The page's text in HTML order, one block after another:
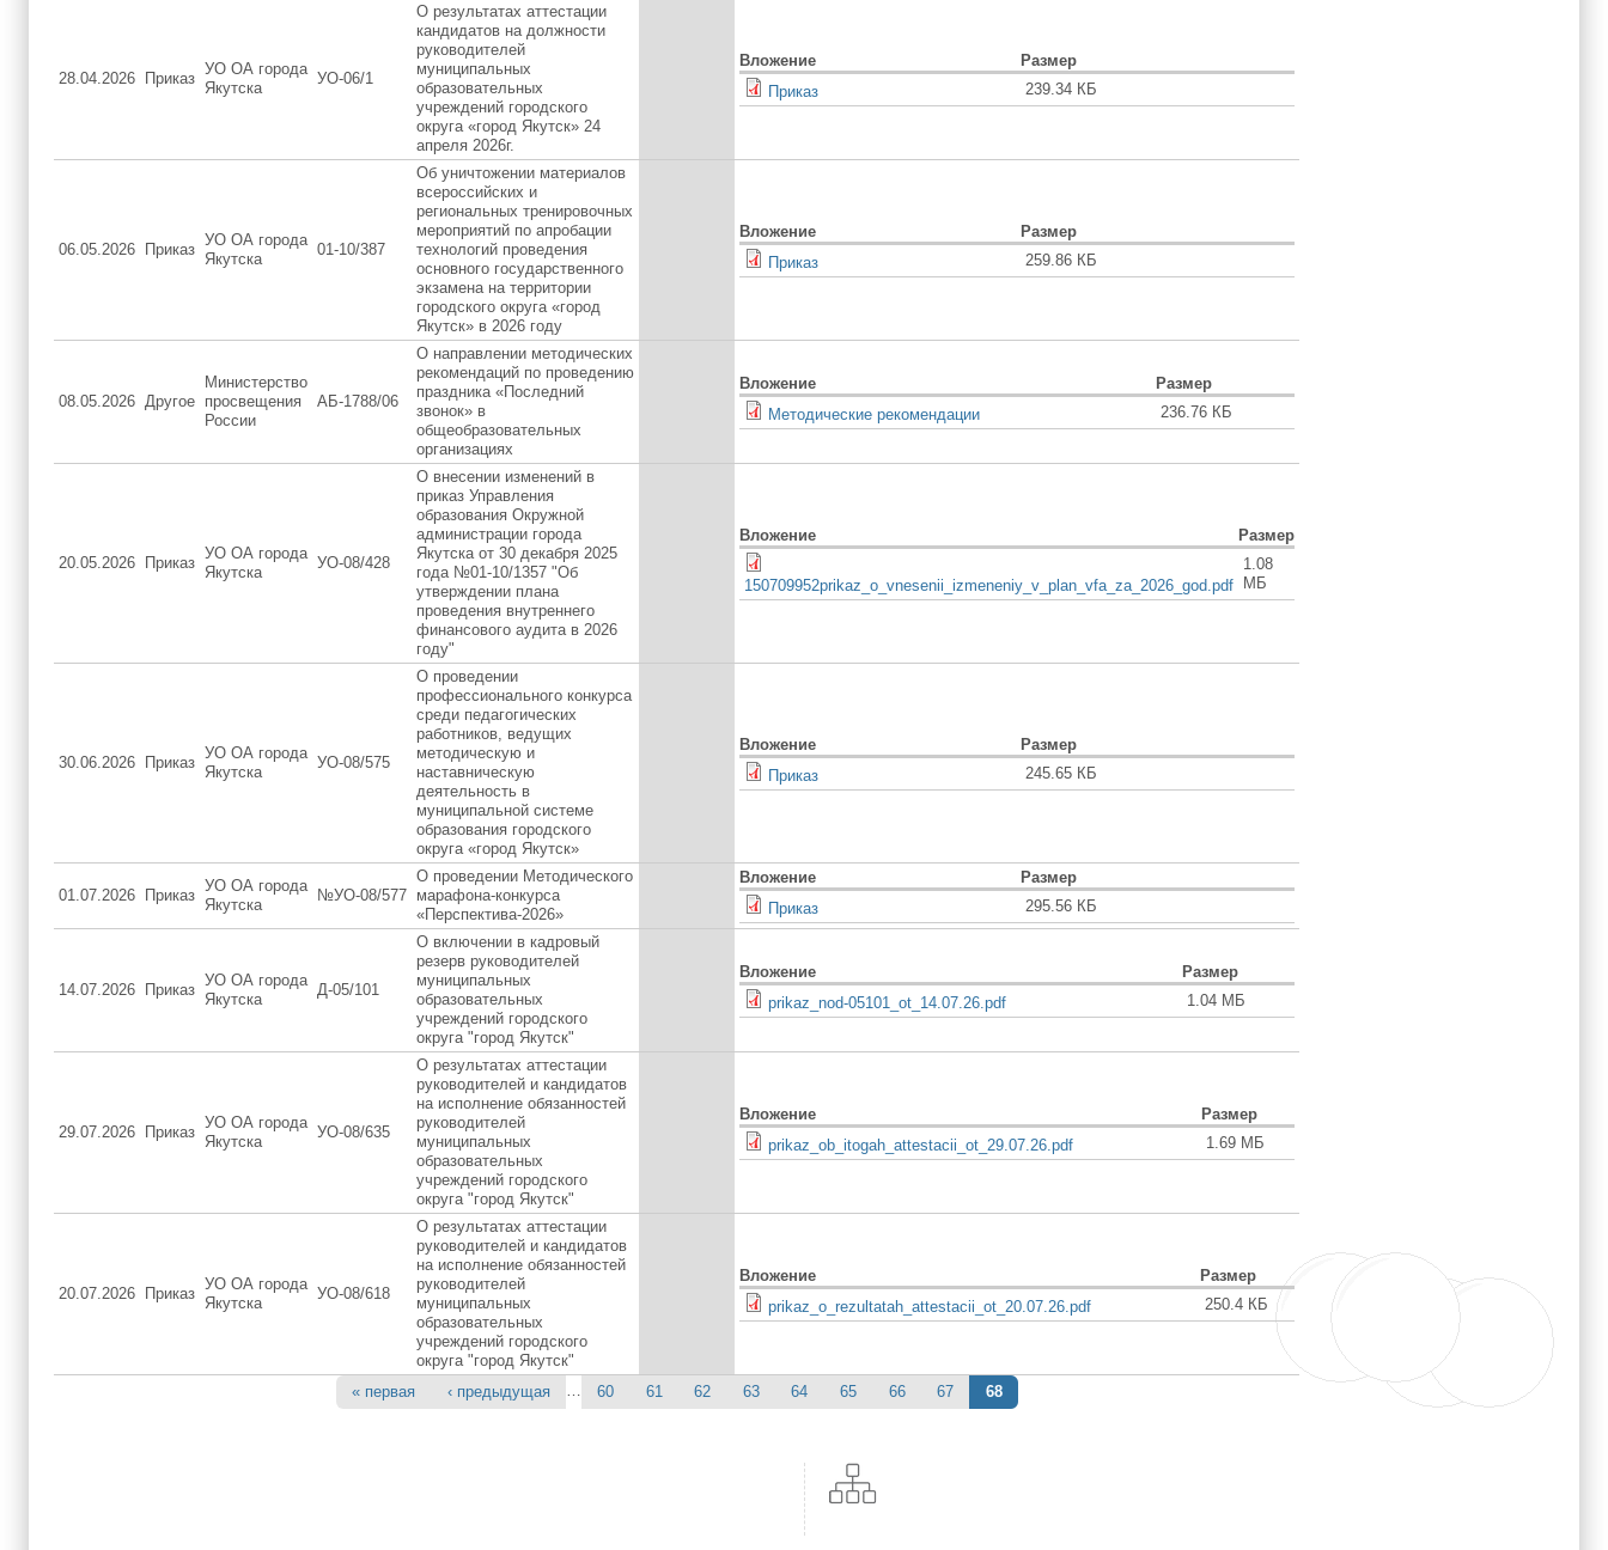
28.04.2026 Приказ
УО ОА города
Якутска
УО-06/1
О результатах аттестации
кандидатов на должности
руководителей
муниципальных
образовательных
учреждений городского
округа «город Якутск» 24
апреля 2026г.
Вложение
Размер
Приказ
239.34 КБ
06.05.2026 Приказ
УО ОА города
Якутска
01-10/387
Об уничтожении материалов
всероссийских и
региональных тренировочных
мероприятий по апробации
технологий проведения
основного государственного
экзамена на территории
городского округа «город
Якутск» в 2026 году
Вложение
Размер
Приказ
259.86 КБ
08.05.2026 Другое
Министерство
просвещения
России
АБ-1788/06
О направлении методических
рекомендаций по проведению
праздника «Последний
звонок» в
общеобразовательных
организациях
Вложение
Размер
Методические рекомендации
236.76 КБ
20.05.2026 Приказ
УО ОА города
Якутска
УО-08/428
О внесении изменений в
приказ Управления
образования Окружной
администрации города
Якутска от 30 декабря 2025
года №01-10/1357 "Об
утверждении плана
проведения внутреннего
финансового аудита в 2026
году"
Вложение Размер
150709952prikaz_o_vnesenii_izmeneniy_v_plan_vfa_za_2026_god.pdf
1.08
МБ
30.06.2026 Приказ
УО ОА города
Якутска
УО-08/575
О проведении
профессионального конкурса
среди педагогических
работников, ведущих
методическую и
наставническую
деятельность в
муниципальной системе
образования городского
округа «город Якутск»
Вложение
Размер
Приказ
245.65 КБ
01.07.2026 Приказ
УО ОА города
Якутска
№УО-08/577
О проведении Методического
марафона-конкурса
«Перспектива-2026»
Вложение
Размер
Приказ
295.56 КБ
14.07.2026 Приказ
УО ОА города
Якутска
Д-05/101
О включении в кадровый
резерв руководителей
муниципальных
образовательных
учреждений городского
округа "город Якутск"
Вложение
Размер
prikaz_nod-05101_ot_14.07.26.pdf
1.04 МБ
29.07.2026 Приказ
УО ОА города
Якутска
УО-08/635
О результатах аттестации
руководителей и кандидатов
на исполнение обязанностей
руководителей
муниципальных
образовательных
учреждений городского
округа "город Якутск"
Вложение
Размер
prikaz_ob_itogah_attestacii_ot_29.07.26.pdf
1.69 МБ
20.07.2026 Приказ
УО ОА города
Якутска
УО-08/618
О результатах аттестации
руководителей и кандидатов
на исполнение обязанностей
руководителей
муниципальных
образовательных
учреждений городского
округа "город Якутск"
Вложение
Размер
prikaz_o_rezultatah_attestacii_ot_20.07.26.pdf
250.4 КБ
« первая ‹ предыдущая … 60 61 62 63 64 65 66 67 68